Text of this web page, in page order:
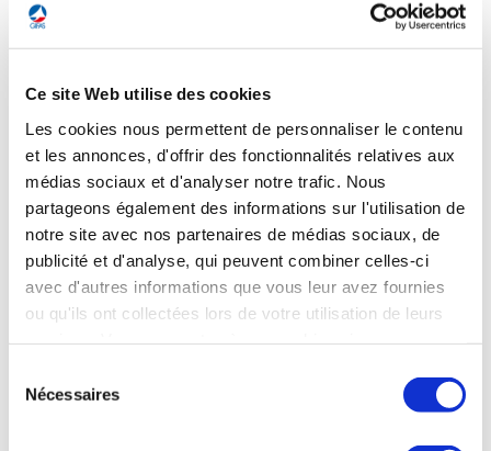
Ce site Web utilise des cookies
Les cookies nous permettent de personnaliser le contenu
et les annonces, d'offrir des fonctionnalités relatives aux
médias sociaux et d'analyser notre trafic. Nous
partageons également des informations sur l'utilisation de
notre site avec nos partenaires de médias sociaux, de
publicité et d'analyse, qui peuvent combiner celles-ci
avec d'autres informations que vous leur avez fournies
ou qu'ils ont collectées lors de votre utilisation de leurs
Nécessaires
peuvent varier, avec de l'espace pour un maximum de 10
Ce sont les clients qui contribuent le plus à la liste d'attente.
À tout moment, sur le marché mondial, moins de 5 ACH145
sont généralement disponibles, et une partie de ces ventes
plupart des exploitants trouvent que les tâches de
maintenance, qu'elles soient liées au calendrier ou au temps
de vol, sont accomplies lors des inspections annuelles
normales de 400 et 800 heures, laissant l'hélicoptère
disponible pour l'exploitation le reste de l'année.
Aviation Week du 1er mars